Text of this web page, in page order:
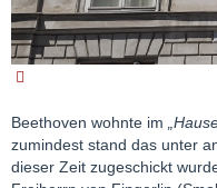
Beethoven wohnte im
zumindest stand das unter
dieser Zeit zugeschickt